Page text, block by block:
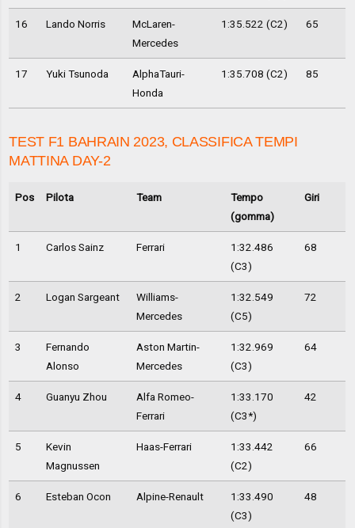
16 Lando Norris
McLaren-
Mercedes
1:35.522 (C2) 65
17 Yuki Tsunoda
AlphaTauri-
Honda
1:35.708 (C2) 85
TEST F1 BAHRAIN 2023, CLASSIFICA TEMPI
MATTINA DAY-2
Pos Pilota Team
Tempo
(gomma)
Giri
1 Carlos Sainz Ferrari
1:32.486
(C3)
68
2 Logan Sargeant
Williams-
Mercedes
1:32.549
(C5)
72
3
Fernando
Alonso
Aston Martin-
Mercedes
1:32.969
(C3)
64
4 Guanyu Zhou
Alfa Romeo-
Ferrari
1:33.170
(C3*)
42
5
Kevin
Magnussen
Haas-Ferrari
1:33.442
(C2)
66
6 Esteban Ocon Alpine-Renault
1:33.490
(C3)
48